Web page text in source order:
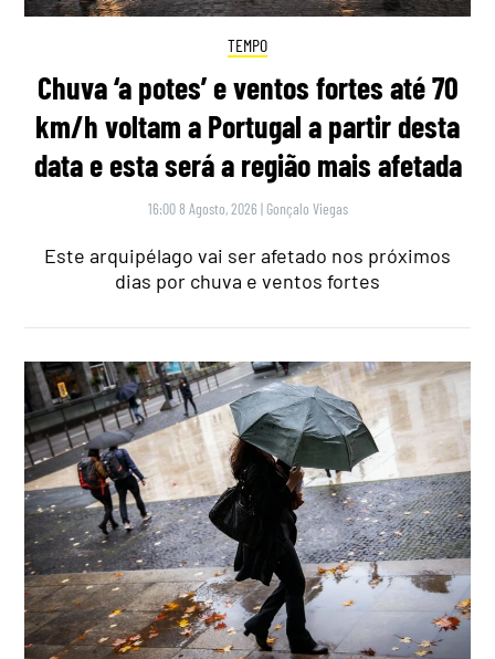
TEMPO
Chuva ‘a potes’ e ventos fortes até 70
km/h voltam a Portugal a partir desta
data e esta será a região mais afetada
16:00 8 Agosto, 2026 | Gonçalo Viegas
Este arquipélago vai ser afetado nos próximos
dias por chuva e ventos fortes